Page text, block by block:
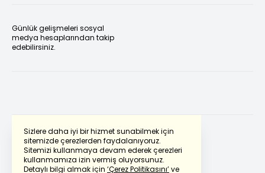
Sizlere daha iyi bir hizmet sunabilmek için
sitemizde çerezlerden faydalanıyoruz.
Sitemizi kullanmaya devam ederek çerezleri
kullanmamıza izin vermiş oluyorsunuz.
Detaylı bilgi almak için ‘Çerez Politikasını’ve
Günlük gelişmeleri sosyal
medya hesaplarından takip
edebilirsiniz.
Powered by Translate